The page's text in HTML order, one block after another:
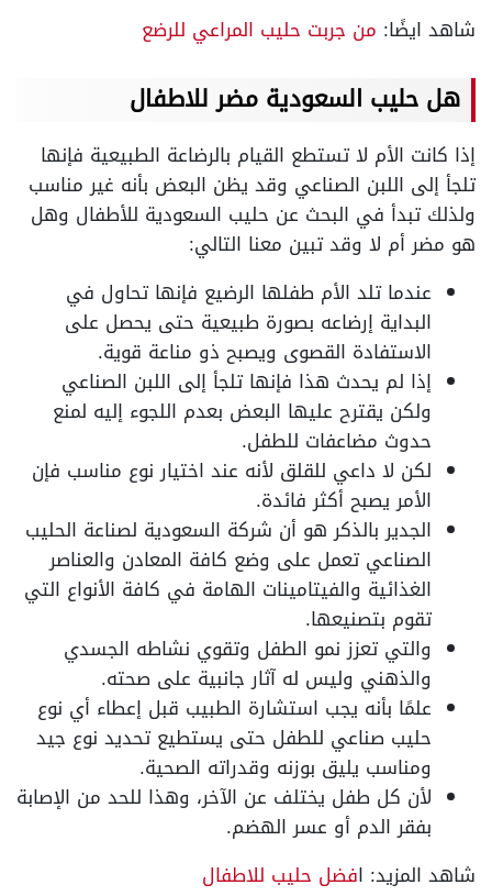
شاهد ايضًا: من جربت حليب المراعي للرضع
هل حليب السعودية مضر للاطفال
إذا كانت الأم لا تستطع القيام بالرضاعة الطبيعية فإنها
تلجأ إلى اللبن الصناعي وقد يظن البعض بأنه غير مناسب
ولذلك تبدأ في البحث عن حليب السعودية للأطفال وهل
هو مضر أم لا وقد تبين معنا التالي:
عندما تلد الأم طفلها الرضيع فإنها تحاول في
البداية إرضاعه بصورة طبيعية حتى يحصل على
الاستفادة القصوى ويصبح ذو مناعة قوية.
إذا لم يحدث هذا فإنها تلجأ إلى اللبن الصناعي
ولكن يقترح عليها البعض بعدم اللجوء إليه لمنع
حدوث مضاعفات للطفل.
لكن لا داعي للقلق لأنه عند اختيار نوع مناسب فإن
الأمر يصبح أكثر فائدة.
الجدير بالذكر هو أن شركة السعودية لصناعة الحليب
الصناعي تعمل على وضع كافة المعادن والعناصر
الغذائية والفيتامينات الهامة في كافة الأنواع التي
تقوم بتصنيعها.
والتي تعزز نمو الطفل وتقوي نشاطه الجسدي
والذهني وليس له آثار جانبية على صحته.
علمًا بأنه يجب استشارة الطبيب قبل إعطاء أي نوع
حليب صناعي للطفل حتى يستطيع تحديد نوع جيد
ومناسب يليق بوزنه وقدراته الصحية.
لأن كل طفل يختلف عن الآخر، وهذا للحد من الإصابة
بفقر الدم أو عسر الهضم.
شاهد المزيد: افضل حليب للاطفال